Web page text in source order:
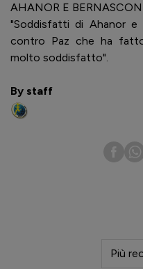
AHANOR E
"Soddisfatti di Ahanor e
contro Paz che ha
molto soddisfatto".
By staff